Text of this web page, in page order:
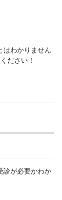
はわかりません
ださい！
診が必要かわか